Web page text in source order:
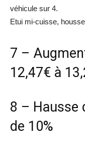
véhicule sur 4.
Etui mi-cuisse,
7 –
12,47€ à
8 – Hausse
de 10%